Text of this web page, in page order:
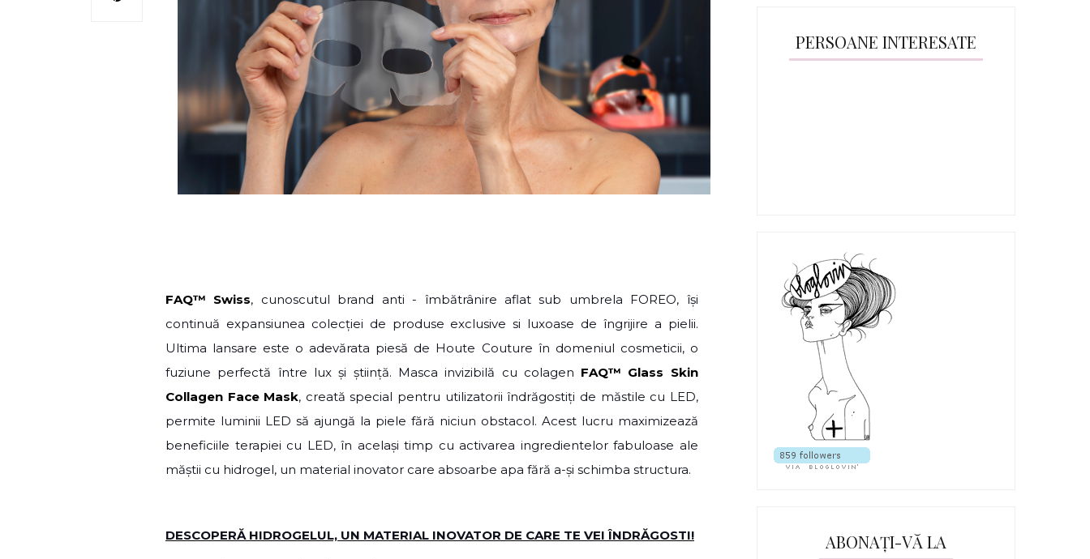
FAQ™ Swiss, cunoscutul brand anti - îmbătrânire aflat sub umbrela FOREO, își
continuă expansiunea colecției de produse exclusive si luxoase de îngrijire a pielii.
Ultima lansare este o adevărata piesă de Houte Couture în domeniul cosmeticii, o
fuziune perfectă între lux și știință. Masca invizibilă cu colagen FAQ™ Glass Skin
Collagen Face Mask, creată special pentru utilizatorii îndrăgostiți de măstile cu LED,
permite luminii LED să ajungă la piele fără niciun obstacol. Acest lucru maximizează
beneficiile terapiei cu LED, în același timp cu activarea ingredientelor fabuloase ale
măștii cu hidrogel, un material inovator care absoarbe apa fără a-și schimba structura.
DESCOPERĂ HIDROGELUL, UN MATERIAL INOVATOR DE CARE TE VEI ÎNDRĂGOSTI!
PERSOANE INTERESATE
ABONAȚI-VĂ LA